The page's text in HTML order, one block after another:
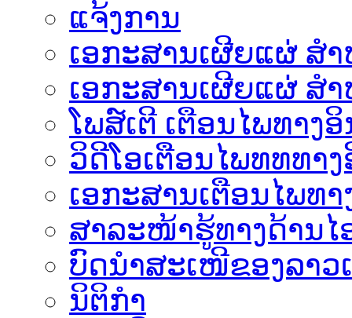
ແຈ້ງການ
ເອກະສານເຜີຍແຜ່ ສ
ເອກະສານເຜີຍແຜ່ ສ
ໂພສ໌ເຕີ ເຕືອນໄພທາງອິ
ວິດີໂອເຕືອນໄພທທທາງ
ເອ​ກະ​ສານເຕືອນໄພທາ
ສາລະໜ້າຮູ້ທາງດ້ານໄ
ບົດນຳສະເໜີຂອງລາວ
ນິຕິກຳ